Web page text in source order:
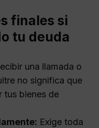
finales si
tu deuda
una llamada o
no significa que
tus bienes de
Exige toda